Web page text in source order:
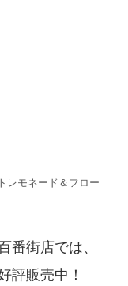
レモネード＆フロー
番街店では、
評販売中！